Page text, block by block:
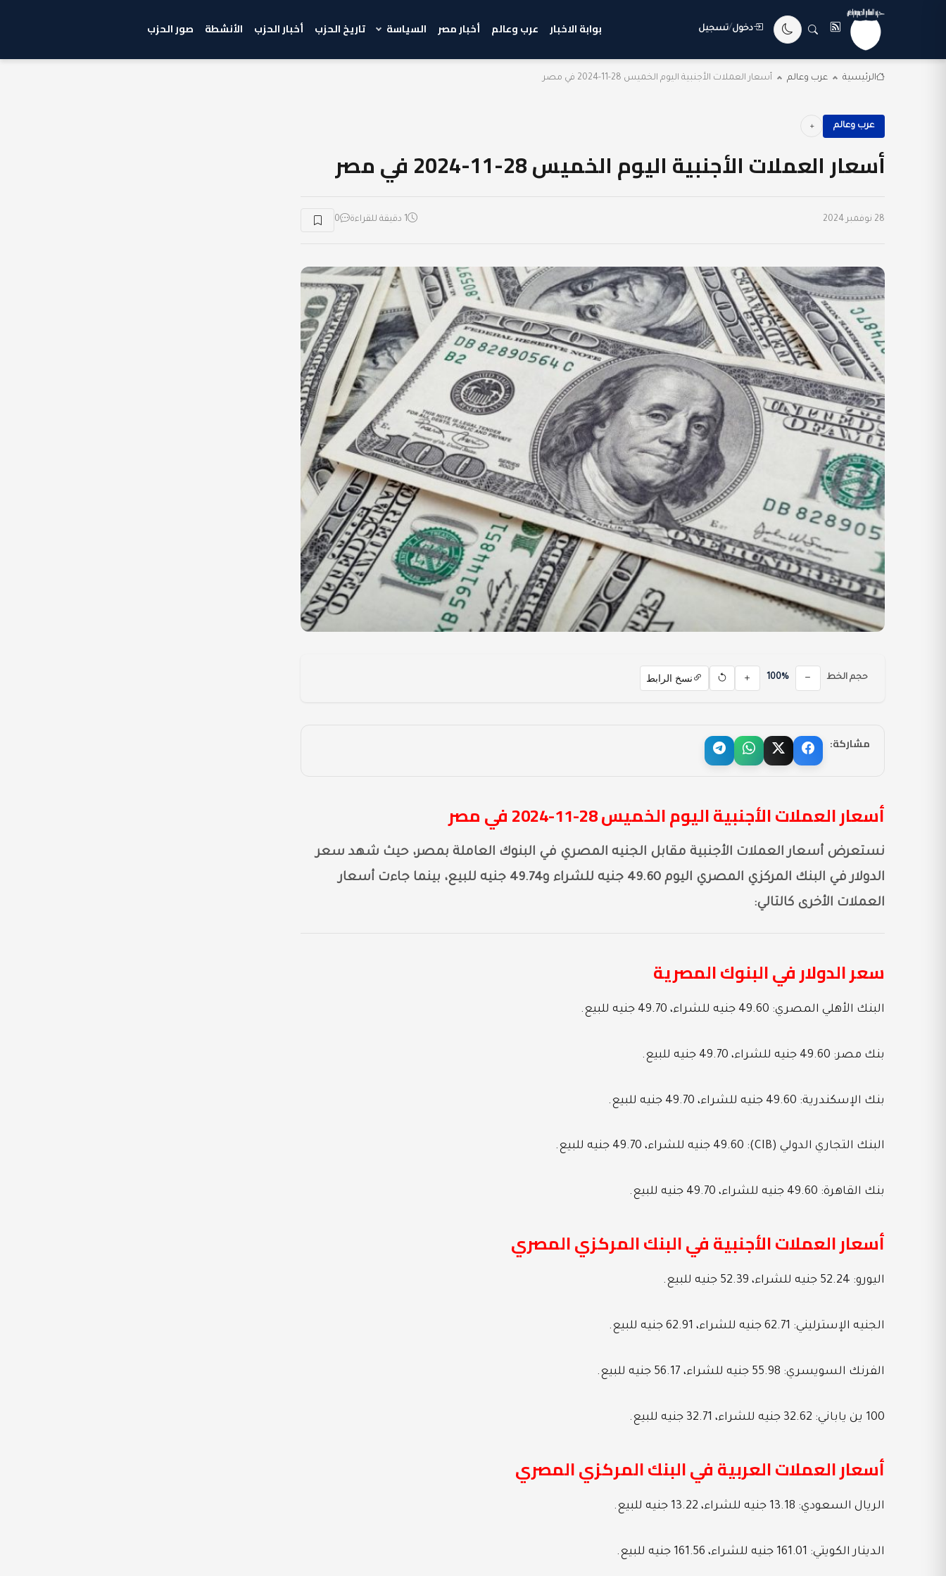
دخول/تسجيل بوابة الاخبار عرب وعالم أخبار مصر السياسة تاريخ الحزب أخبار الحزب الأنشطة صور الحزب
الرئيسية عرب وعالم أسعار العملات الأجنبية اليوم الخميس 28-11-2024 في مصر
عرب وعالم
أسعار العملات الأجنبية اليوم الخميس 28-11-2024 في مصر
28 نوفمبر 2024 1 دقيقة للقراءة 0
حجم الخط 100% نسخ الرابط
مشاركة:
أسعار العملات الأجنبية اليوم الخميس 28-11-2024 في مصر
نستعرض أسعار العملات الأجنبية مقابل الجنيه المصري في البنوك العاملة بمصر، حيث شهد سعر
الدولار في البنك المركزي المصري اليوم 49.60 جنيه للشراء و49.74 جنيه للبيع، بينما جاءت أسعار
العملات الأخرى كالتالي:
سعر الدولار في البنوك المصرية
البنك الأهلي المصري: 49.60 جنيه للشراء، 49.70 جنيه للبيع.
بنك مصر: 49.60 جنيه للشراء، 49.70 جنيه للبيع.
بنك الإسكندرية: 49.60 جنيه للشراء، 49.70 جنيه للبيع.
البنك التجاري الدولي (CIB): 49.60 جنيه للشراء، 49.70 جنيه للبيع.
بنك القاهرة: 49.60 جنيه للشراء، 49.70 جنيه للبيع.
أسعار العملات الأجنبية في البنك المركزي المصري
اليورو: 52.24 جنيه للشراء، 52.39 جنيه للبيع.
الجنيه الإسترليني: 62.71 جنيه للشراء، 62.91 جنيه للبيع.
الفرنك السويسري: 55.98 جنيه للشراء، 56.17 جنيه للبيع.
100 ين ياباني: 32.62 جنيه للشراء، 32.71 جنيه للبيع.
أسعار العملات العربية في البنك المركزي المصري
الريال السعودي: 13.18 جنيه للشراء، 13.22 جنيه للبيع.
الدينار الكويتي: 161.01 جنيه للشراء، 161.56 جنيه للبيع.